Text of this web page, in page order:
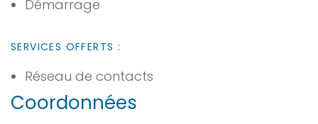
Démarrage
SERVICES OFFERTS :
Réseau de contacts
Coordonnées